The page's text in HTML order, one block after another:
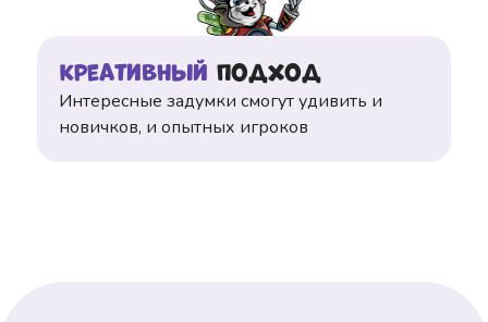
Креативный подход
Интересные задумки смогут удивить и
новичков, и опытных игроков